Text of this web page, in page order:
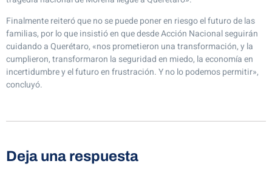
Finalmente reiteró que no se puede poner en riesgo el futuro de las
familias, por lo que insistió en que desde Acción Nacional seguirán
cuidando a Querétaro, «nos prometieron una transformación, y la
cumplieron, transformaron la seguridad en miedo, la economía en
incertidumbre y el futuro en frustración. Y no lo podemos permitir»,
concluyó.
Deja una respuesta